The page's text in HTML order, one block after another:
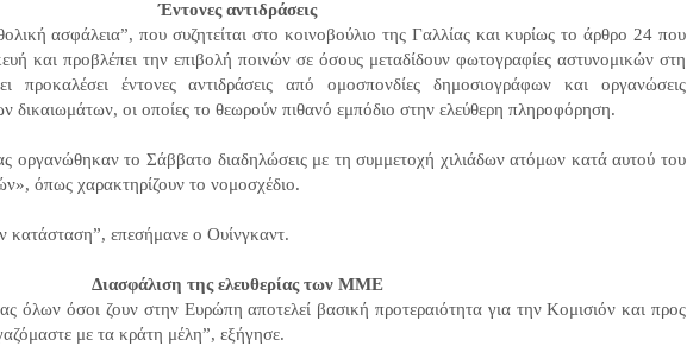
Έντονες αντιδράσεις
ασφάλεια”, που συζητείται στο κοινοβούλιο της Γαλλίας και κυρίως το άρθρο 24 που
και προβλέπει την επιβολή ποινών σε όσους μεταδίδουν φωτογραφίες αστυνομικών στη
προκαλέσει έντονες αντιδράσεις από ομοσπονδίες δημοσιογράφων και οργανώσεις
δικαιωμάτων, οι οποίες το θεωρούν πιθανό εμπόδιο στην ελεύθερη πληροφόρηση.
οργανώθηκαν το Σάββατο διαδηλώσεις με τη συμμετοχή χιλιάδων ατόμων κατά αυτού του
όπως χαρακτηρίζουν το νομοσχέδιο.
κατάσταση”, επεσήμανε ο Ουίνγκαντ.
Διασφάλιση της ελευθερίας των ΜΜΕ
όλων όσοι ζουν στην Ευρώπη αποτελεί βασική προτεραιότητα για την Κομισιόν και προς
με τα κράτη μέλη”, εξήγησε.